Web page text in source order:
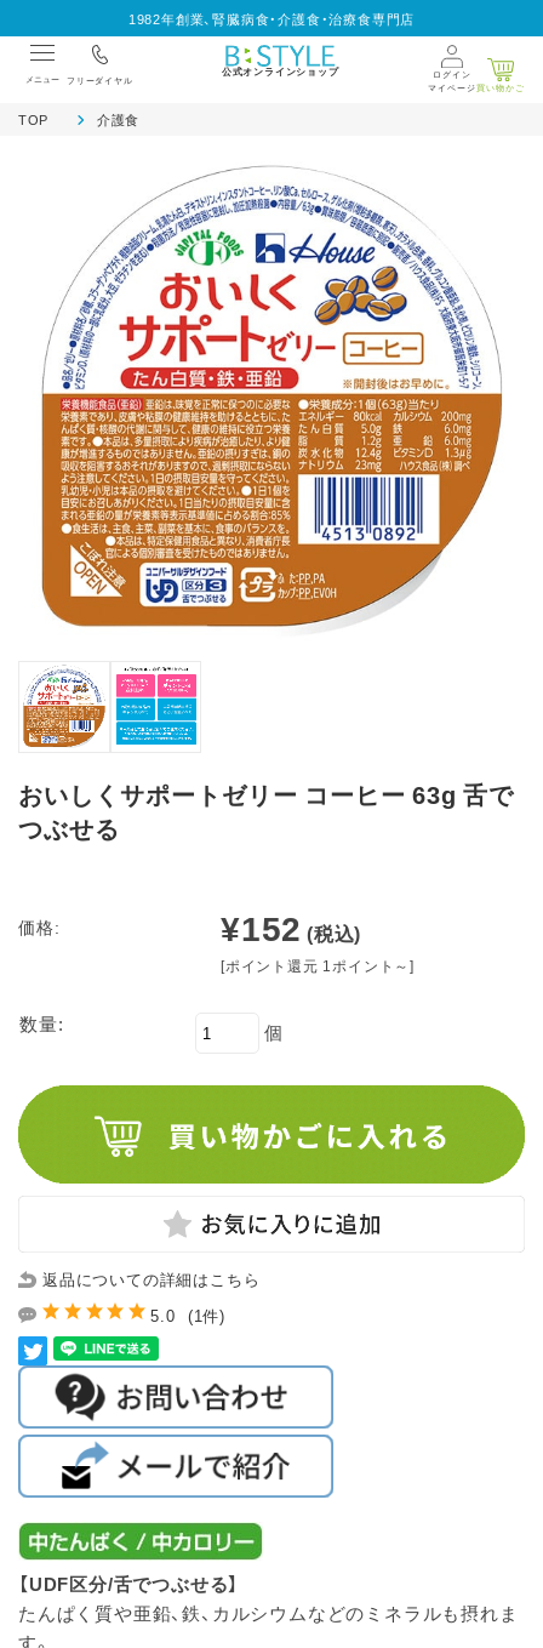
1982年創業、腎臓病食・介護食・治療食専門店
メニュー フリーダイヤル
公式オンラインショップ
ログイン
マイページ買い物かご
TOP 介護食
おいしくサポートゼリー コーヒー 63g 舌で
つぶせる
価格: ¥152 (税込)
[ポイント還元 1ポイント～]
数量: 個
返品についての詳細はこちら
5.0 (1件)
【UDF区分/舌でつぶせる】
たんぱく質や亜鉛、鉄、カルシウムなどのミネラルも摂れま
す。